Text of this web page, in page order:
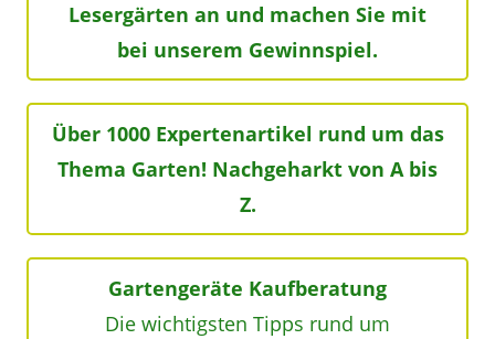
Lesergärten an und machen Sie mit
bei unserem Gewinnspiel.
Über 1000 Expertenartikel rund um das
Thema Garten! Nachgeharkt von A bis
Z.
Gartengeräte Kaufberatung
Die wichtigsten Tipps rund um